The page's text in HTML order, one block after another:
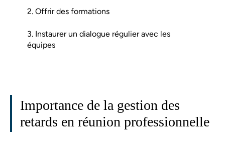
2. Offrir des formations
3. Instaurer un dialogue régulier avec les
équipes
Importance de la gestion des
retards en réunion professionnelle